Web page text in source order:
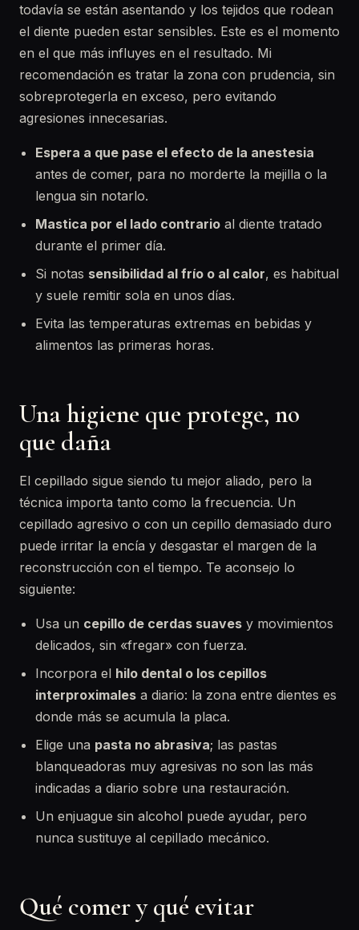
todavía se están asentando y los tejidos que rodean
el diente pueden estar sensibles. Este es el momento
en el que más influyes en el resultado. Mi
recomendación es tratar la zona con prudencia, sin
sobreprotegerla en exceso, pero evitando
agresiones innecesarias.
Espera a que pase el efecto de la anestesia
antes de comer, para no morderte la mejilla o la
lengua sin notarlo.
Mastica por el lado contrario al diente tratado
durante el primer día.
Si notas sensibilidad al frío o al calor, es habitual
y suele remitir sola en unos días.
Evita las temperaturas extremas en bebidas y
alimentos las primeras horas.
Una higiene que protege, no
que daña
El cepillado sigue siendo tu mejor aliado, pero la
técnica importa tanto como la frecuencia. Un
cepillado agresivo o con un cepillo demasiado duro
puede irritar la encía y desgastar el margen de la
reconstrucción con el tiempo. Te aconsejo lo
siguiente:
Usa un cepillo de cerdas suaves y movimientos
delicados, sin «fregar» con fuerza.
Incorpora el hilo dental o los cepillos
interproximales a diario: la zona entre dientes es
donde más se acumula la placa.
Elige una pasta no abrasiva; las pastas
blanqueadoras muy agresivas no son las más
indicadas a diario sobre una restauración.
Un enjuague sin alcohol puede ayudar, pero
nunca sustituye al cepillado mecánico.
Qué comer y qué evitar